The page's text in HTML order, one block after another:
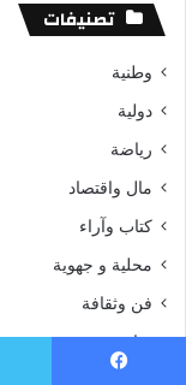
تصنيفات
وطنية
دولية
رياضة
مال واقتصاد
كتاب وآراء
محلية و جهوية
فن وثقافة
تمازيغت